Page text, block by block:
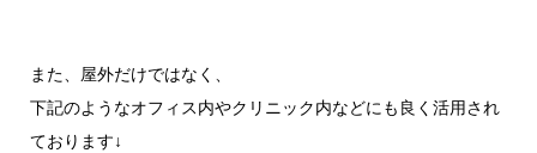
また、屋外だけではなく、
下記のようなオフィス内やクリニック内などにも良く活用され
ております↓